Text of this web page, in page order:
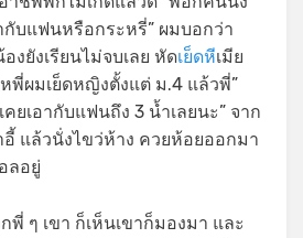
กับแฟนหรือกระหรี่” ผมบอกว่า
งยังเรียนไม่จบเลย หัดเย็ดหีเมีย
หพี่ผมเย็ดหญิงตั้งแต่ ม.4 แล้วพี่”
ยเอากับแฟนถึง 3 น้ำเลยนะ” จาก
แล้วนั่งไขว่ห้าง ควยห้อยออกมา
ลอยู่
ๆ เขา ก็เห็นเขาก็มองมา และ